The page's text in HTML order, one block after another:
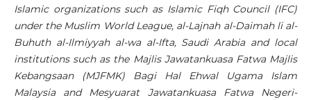
Islamic organizations such as Islamic Fiqh Council (IFC)
under the Muslim World League, al-Lajnah al-Daimah li al-
Buhuth al-Ilmiyyah al-wa al-Ifta, Saudi Arabia and local
institutions such as the Majlis Jawatankuasa Fatwa Majlis
Kebangsaan (MJFMK) Bagi Hal Ehwal Ugama Islam
Malaysia and Mesyuarat Jawatankuasa Fatwa Negeri-